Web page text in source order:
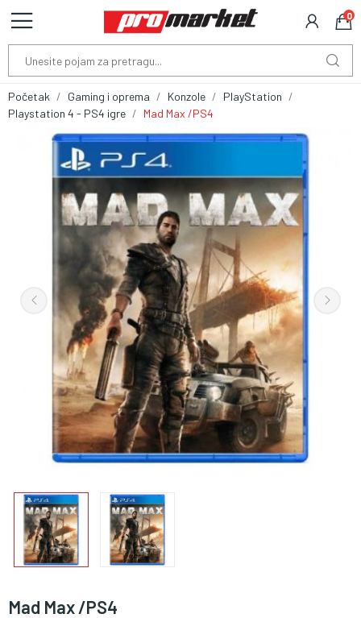
0
Početak Gaming i oprema Konzole
PlayStation
Playstation 4 - PS4 igre
Mad Max /PS4
Mad Max /PS4